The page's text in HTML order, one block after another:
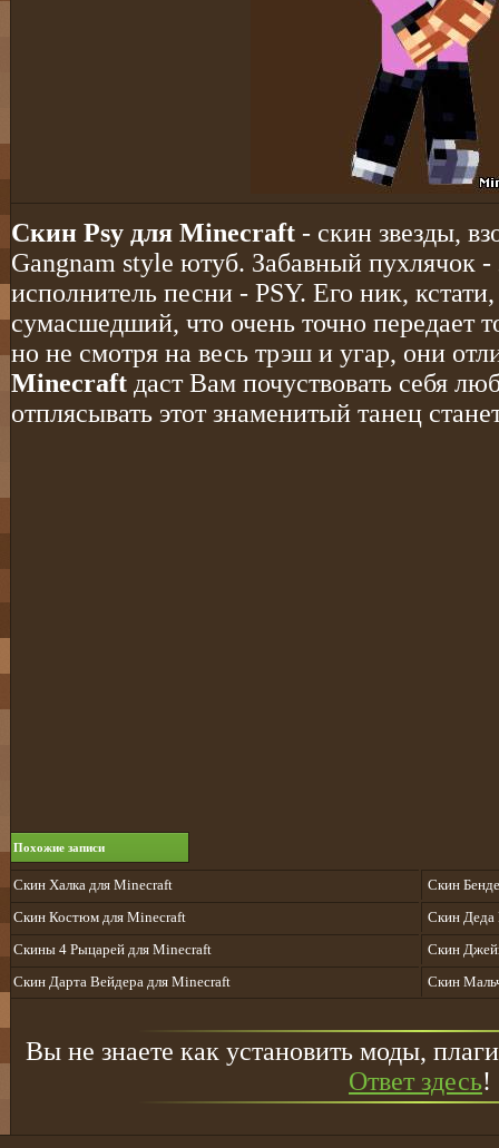
Скин Psy для Minecraft - скин звезды,
Gangnam style ютуб. Забавный пухлячок -
исполнитель песни - PSY. Его ник,
сумасшедший, что очень точно передает
но не смотря на весь трэш и угар, они
Minecraft даст Вам почуствовать себя
отплясывать этот знаменитый танец
Похожие записи
Скин Халка для Minecraft
Скин
Скин Костюм для Minecraft
Скин Деда
Скины 4 Рыцарей для Minecraft
Скин
Cкин Дарта Вейдера для Minecraft
Скин
Вы не знаете как установить моды,
Ответ здесь!